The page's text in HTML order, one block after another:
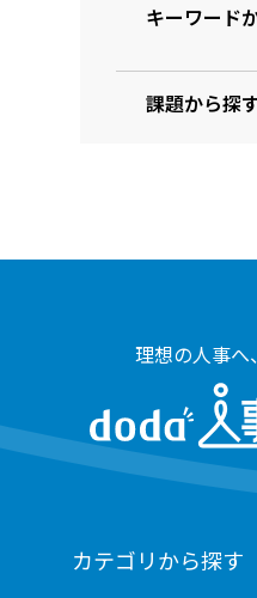
キーワード
課題から探
理想の人事へ
カテゴリから探す